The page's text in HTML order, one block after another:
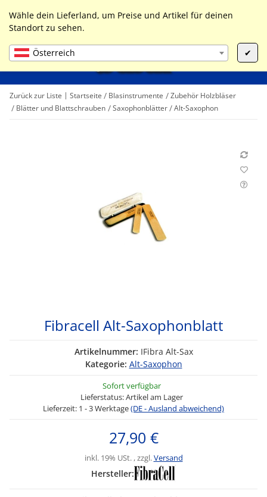
Wähle dein Lieferland, um Preise und Artikel für deinen
Standort zu sehen.
Österreich ✔
Liste ist leer
Zurück zur Liste Startseite Blasinstrumente
Zubehör Holzbläser
Blätter und Blattschrauben
Saxophonblätter Alt-Saxophon
Fibracell Alt-Saxophonblatt
Artikelnummer: IFibra Alt-Sax
Kategorie: Alt-Saxophon
Sofort verfügbar
Lieferstatus: Artikel am Lager
Lieferzeit: 1 - 3 Werktage(DE - Ausland abweichend)
27,90 €
inkl. 19% USt. , zzgl.Versand
Hersteller: